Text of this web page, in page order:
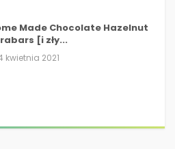
Made Chocolate Hazelnut
[i zły...
kwietnia 2021